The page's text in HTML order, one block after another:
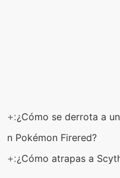
+:¿Cómo se derrota a
n Pokémon Firered?
+:¿Cómo atrapas a